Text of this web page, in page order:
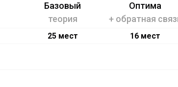
Базовый
теория
Оптима
+ обратная
25 мест 16 мест